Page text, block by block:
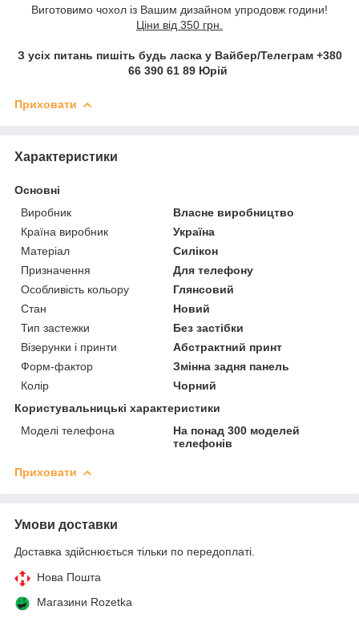
Виготовимо чохол із Вашим дизайном упродовж години!
Ціни від 350 грн.
З усіх питань пишіть будь ласка у Вайбер/Телеграм +380
66 390 61 89 Юрій
Приховати
Характеристики
Основні
Виробник
Власне виробництво
Країна виробник
Україна
Матеріал
Силікон
Призначення
Для телефону
Особливість кольору
Глянсовий
Стан
Новий
Тип застежки
Без застібки
Візерунки і принти
Абстрактний принт
Форм-фактор
Змінна задня панель
Колір
Чорний
Користувальницькі характеристики
Моделі телефона
На понад 300 моделей
телефонів
Приховати
Умови доставки
Доставка здійснюється тільки по передоплаті.
Нова Пошта
Магазини Rozetka